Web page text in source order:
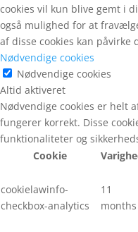
cookies vil kun blive gemt i
også mulighed for at
af disse cookies kan påvirke
Nødvendige cookies
Nødvendige cookies
Altid aktiveret
Nødvendige cookies er helt
fungerer korrekt. Disse
funktionaliteter og
Cookie
cookielawinfo-
checkbox-analytics
11
months